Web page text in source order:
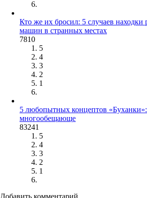
Кто же их бросил: 5 случаев находки
машин в странных местах
7810
5
4
3
2
1
5 любопытных концептов
многообещающе
83241
5
4
3
2
1
Добавить комментарий